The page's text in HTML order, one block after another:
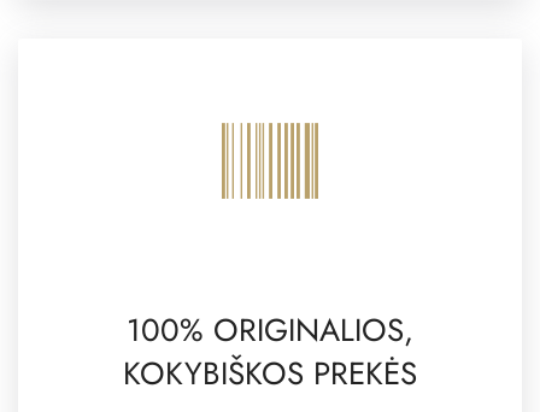
100% ORIGINALIOS,
KOKYBIŠKOS PREKĖS